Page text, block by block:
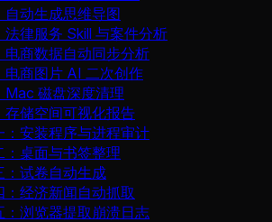
自动生成思维导图
法律服务 Skill 与案件分析
电商数据自动同步分析
电商图片 AI 二次创作
Mac 磁盘深度清理
存储空间可视化报告
：安装程序与进程审计
：桌面与书签整理
：试卷自动生成
：经济新闻自动抓取
：浏览器提取崩溃日志